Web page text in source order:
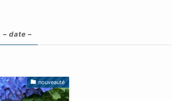
– date –
nouveauté